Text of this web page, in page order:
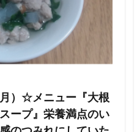
）☆メニュー『大根
ープ』栄養満点のい